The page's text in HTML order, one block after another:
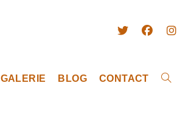
GALERIE BLOG CONTACT